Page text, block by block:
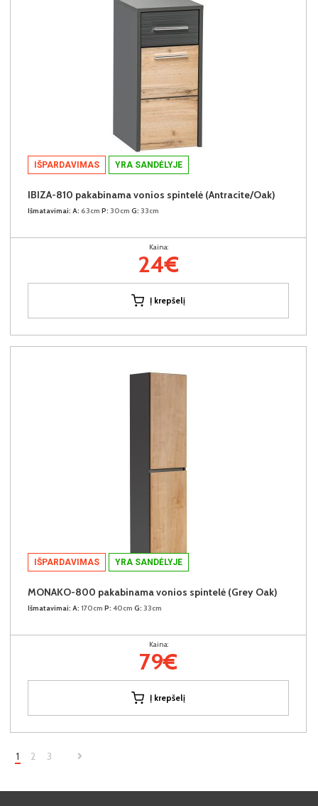
IŠPARDAVIMAS YRA SANDĖLYJE
IBIZA-810 pakabinama vonios spintelė (Antracite/Oak)
Išmatavimai: A: 63cm P: 30cm G: 33cm
Kaina:
24€
Į krepšelį
IŠPARDAVIMAS YRA SANDĖLYJE
MONAKO-800 pakabinama vonios spintelė (Grey Oak)
Išmatavimai: A: 170cm P: 40cm G: 33cm
Kaina:
79€
Į krepšelį
1 2 3